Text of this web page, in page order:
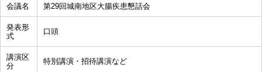
会議名 第29回城南地区大腸疾患懇話会
発表形
式
口頭
講演区
分
特別講演・招待講演など